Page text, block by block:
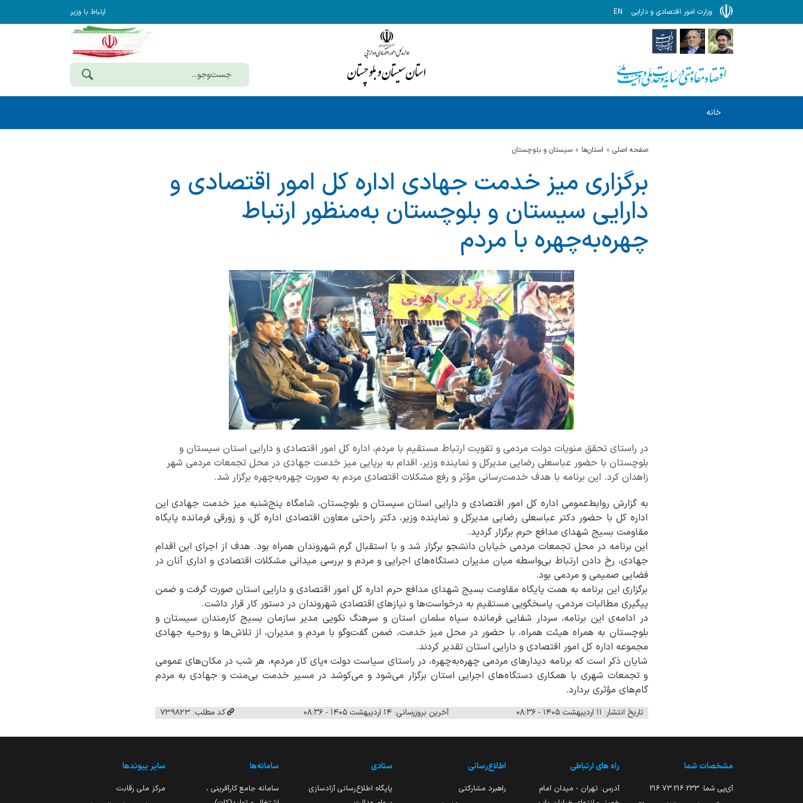
وزارت امور اقتصادی و دارایی EN ارتباط با وزیر
خانه
صفحه اصلی استان‌ها سيستان و بلوچستان
برگزاری میز خدمت جهادی اداره کل امور اقتصادی و
دارایی سیستان و بلوچستان به‌منظور ارتباط
چهره‌به‌چهره با مردم
در راستای تحقق منویات دولت مردمی و تقویت ارتباط مستقیم با مردم، اداره کل امور اقتصادی و دارایی استان سیستان و
بلوچستان با حضور عباسعلی رضایی مدیرکل و نماینده وزیر، اقدام به برپایی میز خدمت جهادی در محل تجمعات مردمی شهر
زاهدان کرد. این برنامه با هدف خدمت‌رسانی مؤثر و رفع مشکلات اقتصادی مردم به صورت چهره‌به‌چهره برگزار شد.
به گزارش روابط‌عمومی اداره کل امور اقتصادی و دارایی استان سیستان و بلوچستان، شامگاه پنج‌شنبه میز خدمت جهادی این
اداره کل با حضور دکتر عباسعلی رضایی مدیرکل و نماینده وزیر، دکتر راحتی معاون اقتصادی اداره کل، و زورقی فرمانده پایگاه
مقاومت بسیج شهدای مدافع حرم برگزار گردید.
این برنامه در محل تجمعات مردمی خیابان دانشجو برگزار شد و با استقبال گرم شهروندان همراه بود. هدف از اجرای این اقدام
جهادی، رخ دادن ارتباط بی‌واسطه میان مدیران دستگاه‌های اجرایی و مردم و بررسی میدانی مشکلات اقتصادی و اداری آنان در
فضایی صمیمی و مردمی بود.
برگزاری این برنامه به همت پایگاه مقاومت بسیج شهدای مدافع حرم اداره کل امور اقتصادی و دارایی استان صورت گرفت و ضمن
پیگیری مطالبات مردمی، پاسخگویی مستقیم به درخواست‌ها و نیازهای اقتصادی شهروندان در دستور کار قرار داشت.
در ادامه‌ی این برنامه، سردار شفایی فرمانده سپاه سلمان استان و سرهنگ نکویی مدیر سازمان بسیج کارمندان سیستان و
بلوچستان به همراه هیئت همراه، با حضور در محل میز خدمت، ضمن گفت‌وگو با مردم و مدیران، از تلاش‌ها و روحیه جهادی
مجموعه اداره کل امور اقتصادی و دارایی استان تقدیر کردند.
شایان ذکر است که برنامه دیدارهای مردمی چهره‌به‌چهره، در راستای سیاست دولت «پای کار مردم»، هر شب در مکان‌های عمومی
و تجمعات شهری با همکاری دستگاه‌های اجرایی استان برگزار می‌شود و می‌کوشد در مسیر خدمت بی‌منت و جهادی به مردم
گام‌های مؤثری بردارد.
تاریخ انتشار: ۱۱ اردیبهشت ۱۴۰۵ - ۰۸:۳۶ آخرین بروزرسانی: ۱۴ اردیبهشت ۱۴۰۵ - ۰۸:۳۶ کد مطلب: 739823
مشخصات شما
آی‌پی شما: 216.73.216.233
راه های ارتباطی
آدرس: تهران - میدان امام
اطلاع‌رسانی
راهبرد مشارکتی
ستادی
پایگاه اطلاع‌رسانی آزادسازی
سامانه‌ها
سامانه جامع کارآفرینی ،
سایر پیوندها
مرکز ملی رقابت